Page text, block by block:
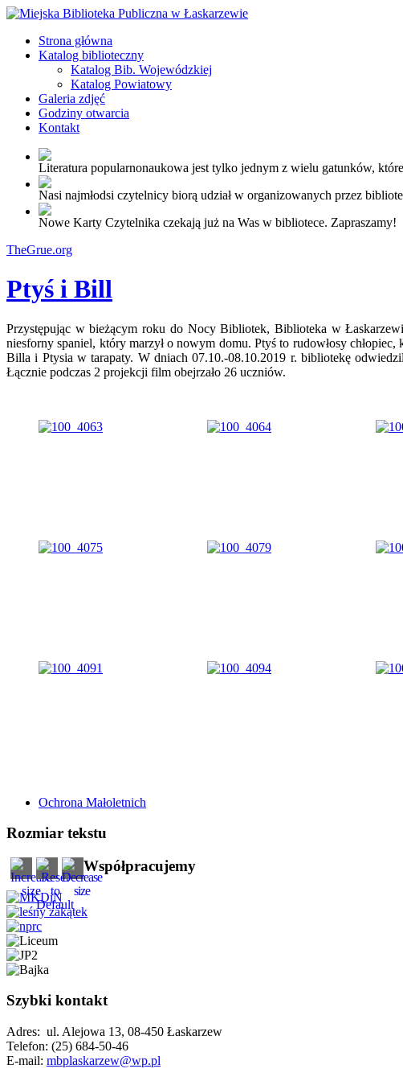
Strona główna
Katalog biblioteczny
Katalog Bib. Wojewódzkiej
Katalog Powiatowy
Galeria zdjęć
Godziny otwarcia
Kontakt
Literatura popularnonaukowa jest tylko jednym z wielu gatunków,
Nasi najmłodsi czytelnicy biorą udział w organizowanych przez
Nowe Karty Czytelnika czekają już na Was w bibliotece. Zapraszamy!
TheGrue.org
Ptyś i Bill
Przystępując w bieżącym roku do Nocy Bibliotek, Biblioteka w
niesforny spaniel, który marzył o nowym domu. Ptyś to rudowłosy
Billa i Ptysia w tarapaty. W dniach 07.10.-08.10.2019 r. bibliotekę
Łącznie podczas 2 projekcji film obejrzało 26 uczniów.
Ochrona Małoletnich
Rozmiar tekstu
Współpracujemy
Szybki kontakt
Adres: ul. Alejowa 13, 08-450 Łaskarzew
Telefon: (25) 684-50-46
E-mail: mbplaskarzew@wp.pl